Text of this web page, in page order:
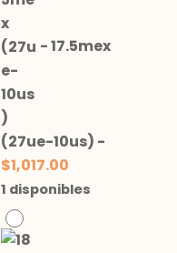
-17.5mex
(27ue-10us) -
$1,017.00
1 disponibles